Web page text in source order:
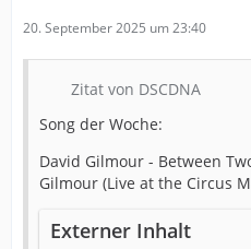
20. September 2025 um 23:40
Zitat von DSCDNA
Song der Woche:
David Gilmour - Between
Gilmour (Live at the Circus
Externer Inhalt